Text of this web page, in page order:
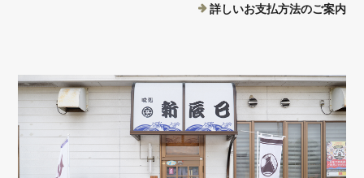
詳しいお支払方法のご案内